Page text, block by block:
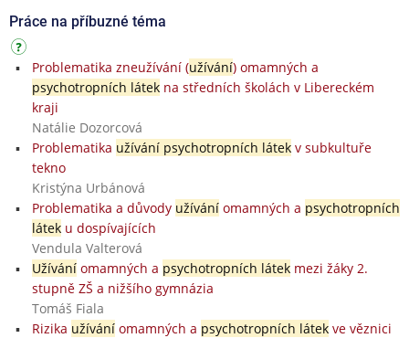
Práce na příbuzné téma
Problematika zneužívání (užívání) omamných a
psychotropních látekna středních školách v Libereckém
kraji
Natálie Dozorcová
Problematika užívání psychotropních látekv subkultuře
tekno
Kristýna Urbánová
Problematika a důvody užíváníomamných a psychotropních
láteku dospívajících
Vendula Valterová
Užíváníomamných a psychotropních látekmezi žáky 2.
stupně ZŠ a nižšího gymnázia
Tomáš Fiala
Rizika užíváníomamných a psychotropních látekve věznici